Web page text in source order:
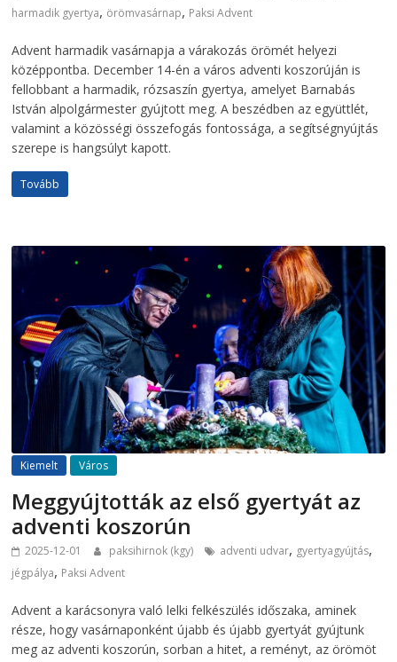
harmadik gyertya, örömvasárnap, Paksi Advent
Advent harmadik vasárnapja a várakozás örömét helyezi
középpontba. December 14-én a város adventi koszorúján is
fellobbant a harmadik, rózsaszín gyertya, amelyet Barnabás
István alpolgármester gyújtott meg. A beszédben az együttlét,
valamint a közösségi összefogás fontossága, a segítségnyújtás
szerepe is hangsúlyt kapott.
Tovább
Kiemelt Város
Meggyújtották az első gyertyát az
adventi koszorún
2025-12-01 paksihirnok (kgy) adventi udvar, gyertyagyújtás,
jégpálya, Paksi Advent
Advent a karácsonyra való lelki felkészülés időszaka, aminek
része, hogy vasárnaponként újabb és újabb gyertyát gyújtunk
meg az adventi koszorún, sorban a hitet, a reményt, az örömöt